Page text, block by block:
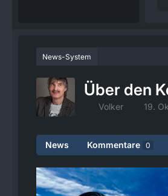
News-System
Über den
Volker 19.
News Kommentare 0